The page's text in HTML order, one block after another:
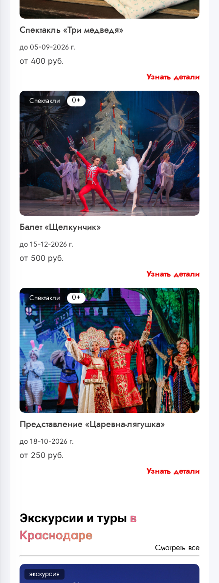
Спектакль «Три медведя»
до 05-09-2026 г.
от 400 руб.
Узнать детали
Балет «Щелкунчик»
до 15-12-2026 г.
от 500 руб.
Спектакли 0+
Узнать детали
Представление «Царевна-лягушка»
до 18-10-2026 г.
от 250 руб.
Спектакли 0+
Узнать детали
Экскурсии и туры в
Краснодаре
Смотреть все
экскурсия